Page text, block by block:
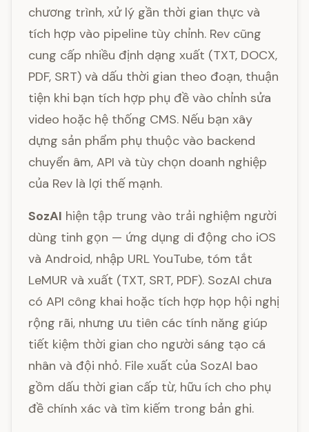
chương trình, xử lý gần thời gian thực và
tích hợp vào pipeline tùy chỉnh. Rev cũng
cung cấp nhiều định dạng xuất (TXT, DOCX,
PDF, SRT) và dấu thời gian theo đoạn, thuận
tiện khi bạn tích hợp phụ đề vào chỉnh sửa
video hoặc hệ thống CMS. Nếu bạn xây
dựng sản phẩm phụ thuộc vào backend
chuyển âm, API và tùy chọn doanh nghiệp
của Rev là lợi thế mạnh.
SozAI hiện tập trung vào trải nghiệm người
dùng tinh gọn — ứng dụng di động cho iOS
và Android, nhập URL YouTube, tóm tắt
LeMUR và xuất (TXT, SRT, PDF). SozAI chưa
có API công khai hoặc tích hợp họp hội nghị
rộng rãi, nhưng ưu tiên các tính năng giúp
tiết kiệm thời gian cho người sáng tạo cá
nhân và đội nhỏ. File xuất của SozAI bao
gồm dấu thời gian cấp từ, hữu ích cho phụ
đề chính xác và tìm kiếm trong bản ghi.